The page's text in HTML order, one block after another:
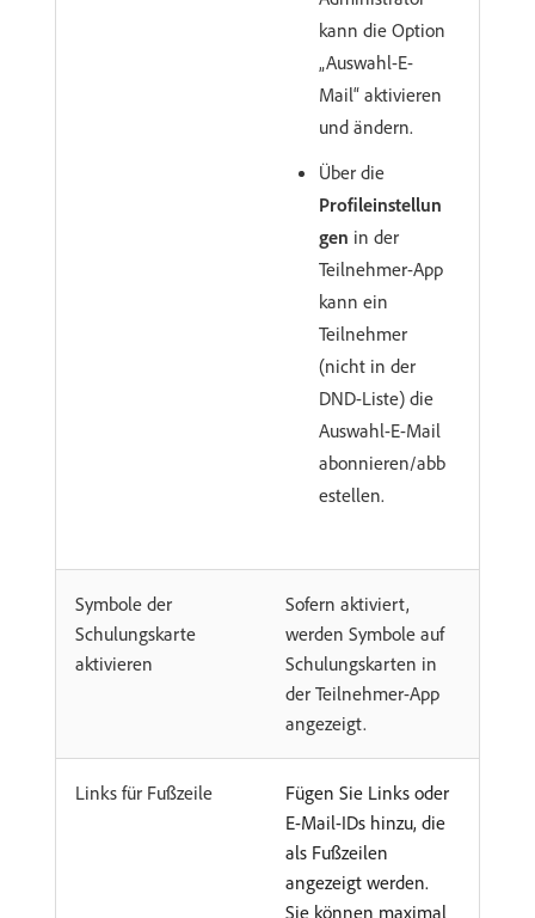
kann die Option
„Auswahl-E-
Mail“ aktivieren
und ändern.
Über die
Profileinstellun
gen in der
Teilnehmer-App
kann ein
Teilnehmer
(nicht in der
DND-Liste) die
Auswahl-E-Mail
abonnieren/abb
estellen.
Symbole der
Schulungskarte
aktivieren
Sofern aktiviert,
werden Symbole auf
Schulungskarten in
der Teilnehmer-App
angezeigt.
Links für Fußzeile
Fügen Sie Links oder
E-Mail-IDs hinzu, die
als Fußzeilen
angezeigt werden.
Sie können maximal